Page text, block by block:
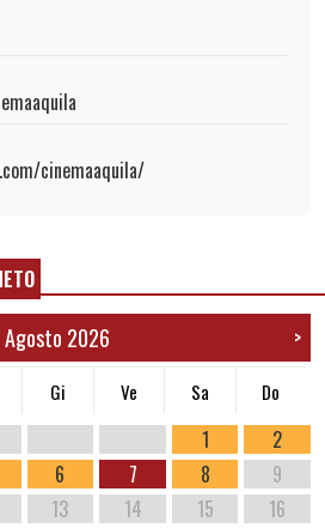
cinemaaquila/
Agosto 2026 >
Gi Ve Sa Do
1
2
6 7 8
9
13 14 15
16